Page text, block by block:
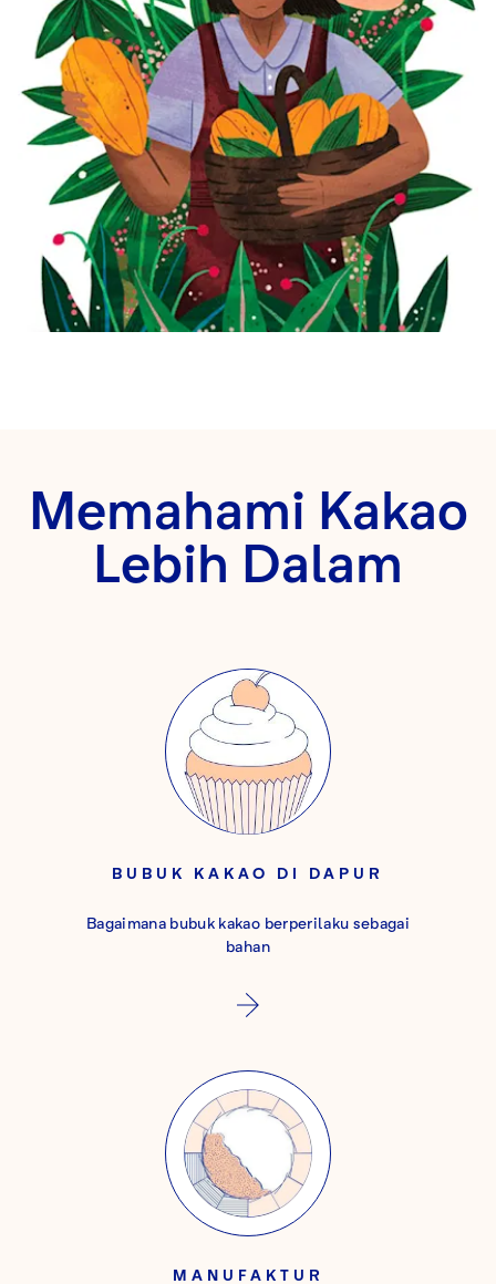
Memahami Kakao
Lebih Dalam
BUBUK KAKAO DI DAPUR
Bagaimana bubuk kakao berperilaku sebagai
bahan
MANUFAKTUR